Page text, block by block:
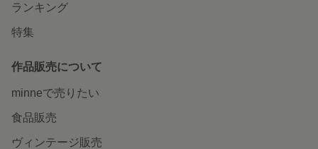
ランキング
特集
作品販売について
minneで売りたい
食品販売
ヴィンテージ販売